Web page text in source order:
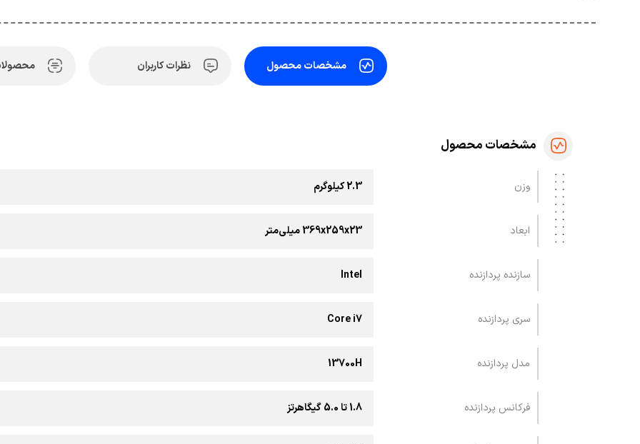
مشخصات محصول نظرات کاربران
مشخصات محصول
وزن 2.3 کیلوگرم
ابعاد 369x259x23 میلی‌متر
سازنده پردازنده Intel
سری پردازنده Core i7
مدل پردازنده 13700H
فرکانس پردازنده 1.8 تا 5.0 گیگاهرتز